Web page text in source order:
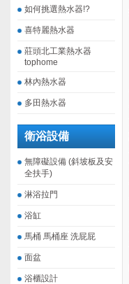
如何挑選熱水器!?
喜特麗熱水器
莊頭北工業熱水器
tophome
林內熱水器
多田熱水器
衛浴設備
無障礙設備 (斜坡板及安
全扶手)
淋浴拉門
浴缸
馬桶 馬桶座 洗屁屁
面盆
浴櫃設計